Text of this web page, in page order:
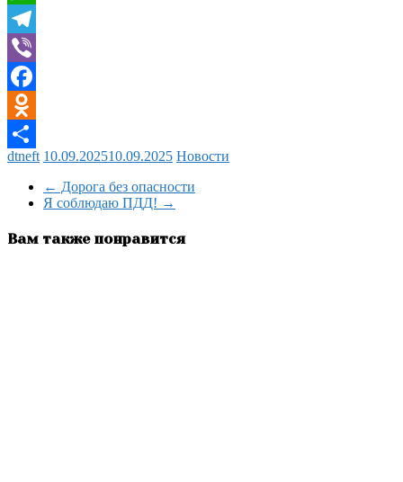
WhatsApp
Telegram
Viber
Facebook
Odnoklassniki
Отправить
dtneft 10.09.202510.09.2025 Новости
← Дорога без опасности
Я соблюдаю ПДД! →
Вам также понравится